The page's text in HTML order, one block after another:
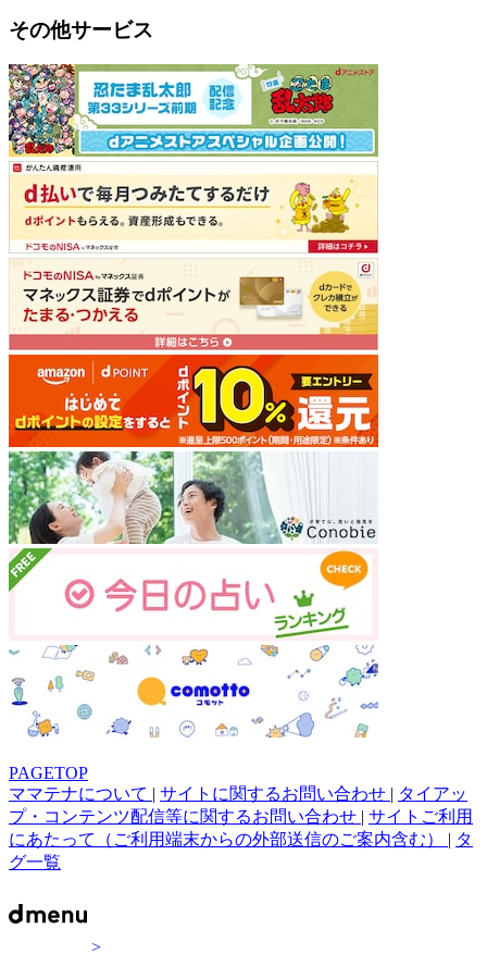
その他サービス
PAGETOP
ママテナについて | サイトに関するお問い合わせ | タイアッ
プ・コンテンツ配信等に関するお問い合わせ | サイトご利用
にあたって（ご利用端末からの外部送信のご案内含む） | タ
グ一覧
>